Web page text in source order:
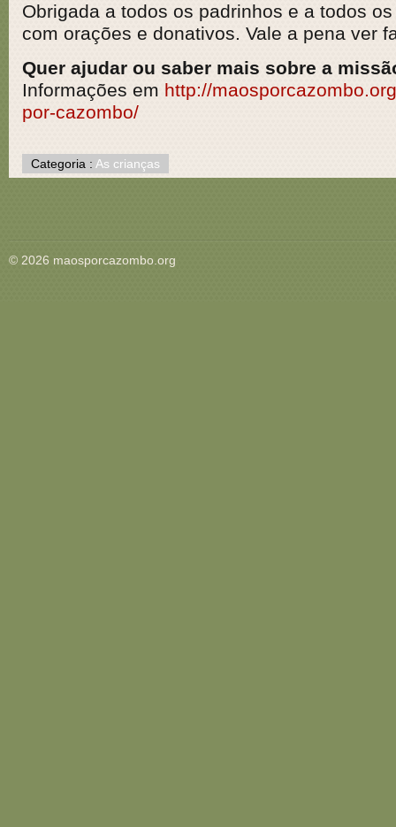
Obrigada a todos os padrinhos e a todos
com orações e donativos. Vale a pena ver
Quer ajudar ou saber mais sobre a
Informações em http://
por-cazombo/
Categoria : As crianças
© 2026 maosporcazombo.org